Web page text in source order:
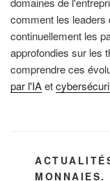
comment les leaders
continuellement les
approfondies sur les
comprendre ces
par l'IAet
MONNAIES.